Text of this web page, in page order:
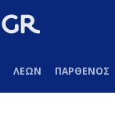
ΛΕΩΝ ΠΑΡΘΕΝΟΣ